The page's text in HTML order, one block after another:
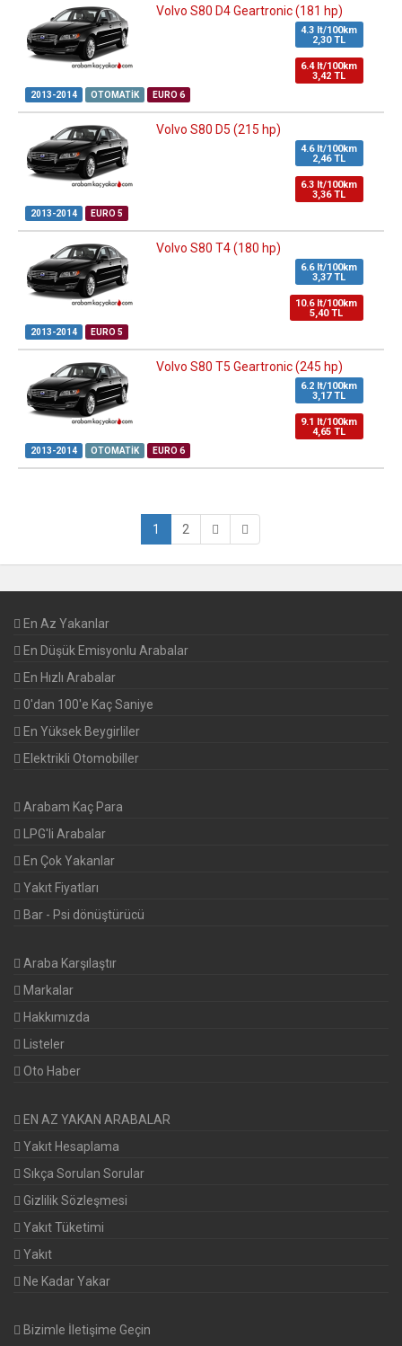
Volvo S80 D4 Geartronic (181 hp)
4.3 lt/100km
2,30 TL
6.4 lt/100km
3,42 TL
2013-2014 OTOMATIK EURO 6
Volvo S80 D5 (215 hp)
4.6 lt/100km
2,46 TL
6.3 lt/100km
3,36 TL
2013-2014 EURO 5
Volvo S80 T4 (180 hp)
6.6 lt/100km
3,37 TL
10.6 lt/100km
5,40 TL
2013-2014 EURO 5
Volvo S80 T5 Geartronic (245 hp)
6.2 lt/100km
3,17 TL
9.1 lt/100km
4,65 TL
2013-2014 OTOMATIK EURO 6
1 2
En Az Yakanlar
En Düşük Emisyonlu Arabalar
En Hızlı Arabalar
0'dan 100'e Kaç Saniye
En Yüksek Beygirliler
Elektrikli Otomobiller
Arabam Kaç Para
LPG'li Arabalar
En Çok Yakanlar
Yakıt Fiyatları
Bar - Psi dönüştürücü
Araba Karşılaştır
Markalar
Hakkımızda
Listeler
Oto Haber
EN AZ YAKAN ARABALAR
Yakıt Hesaplama
Sıkça Sorulan Sorular
Gizlilik Sözleşmesi
Yakıt Tüketimi
Yakıt
Ne Kadar Yakar
Bizimle İletişime Geçin